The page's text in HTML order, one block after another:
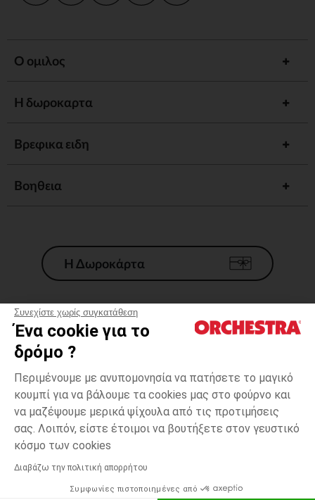
Συνεχίστε χωρίς συγκατάθεση
Ένα cookie για το
δρόμο ?
Περιμένουμε με ανυπομονησία να πατήσετε το μαγικό
κουμπί για να βάλουμε τα cookies μας στο φούρνο και
να μαζέψουμε μερικά ψίχουλα από τις προτιμήσεις
σας. Λοιπόν, είστε έτοιμοι να βουτήξετε στον γευστικό
κόσμο των cookies
Διαβάζω την πολιτική απορρήτου
Συμφωνίες πιστοποιημένες από
Ο ομιλος
Η δωροκαρτα
Βρεφικα ειδη
Βοηθεια
Η Δωροκάρτα
Γενικοί 'Οροι Πώλησης
*Εμπορικες προσφορες
Προσωπικά δεδομένα
Διαχείρηση των cookies
Προσβασιμότητα: μη συμμορφούμενη
H Orchestra συμμετέχει στον κωδικά δεοντολογίας και στο σύστημα
μεσολάβησης της Γαλλικής Ομοσπονδίας Ηλεκτρονικού Εμπορίου.